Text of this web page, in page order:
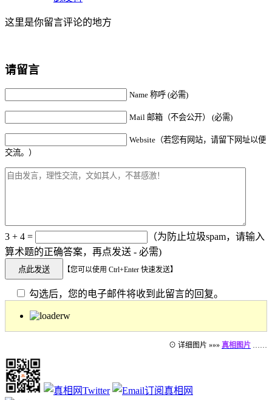
这里是你留言评论的地方
请留言
Name 称呼 (必需)
Mail 邮箱（不会公开） (必需)
Website（若您有网站，请留下网址以便
交流。）
3 + 4 =
（为防止垃圾spam，请输入
算术题的正确答案，再点发送 - 必需)
【您可以使用 Ctrl+Enter 快速发送】
勾选后，您的电子邮件将收到此留言的回复。
⊙ 详细图片 »»» 真相图片 ……